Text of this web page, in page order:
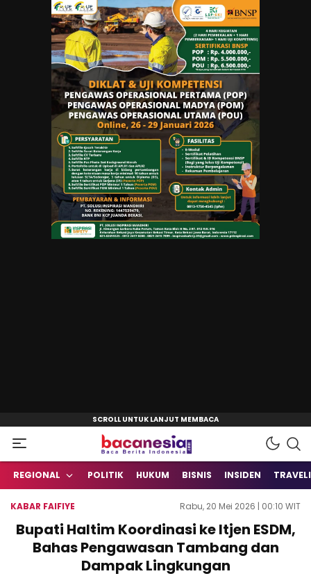
Bacanesia.com
Baca Berita Indonesia
REGIONAL POLITIK HUKUM BISNIS INSIDEN
KABAR FAIFIYE Rabu, 20 Mei 2026 | 00:10 WIT
Bupati Haltim Koordinasi ke Itjen ESDM,
Bahas Pengawasan Tambang dan
Dampak Lingkungan